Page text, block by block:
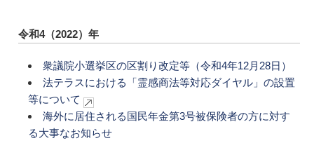
令和4（2022）年
衆議院小選挙区の区割り改定等（令和4年12月28日）
法テラスにおける「霊感商法等対応ダイヤル」の設置
等について
海外に居住される国民年金第3号被保険者の方に対す
る大事なお知らせ